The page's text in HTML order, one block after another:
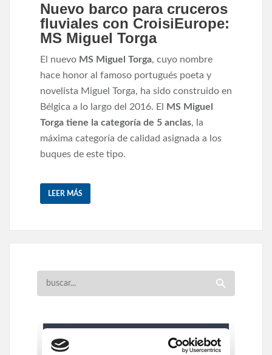
Nuevo barco para cruceros
fluviales con CroisiEurope:
MS Miguel Torga
El nuevo MS Miguel Torga, cuyo nombre
hace honor al famoso portugués poeta y
novelista Miguel Torga, ha sido construido en
Bélgica a lo largo del 2016. El
MS Miguel
Torga tiene la categoría de 5 anclas, la
máxima categoría de calidad asignada a los
buques de este tipo.
LEER MÁS